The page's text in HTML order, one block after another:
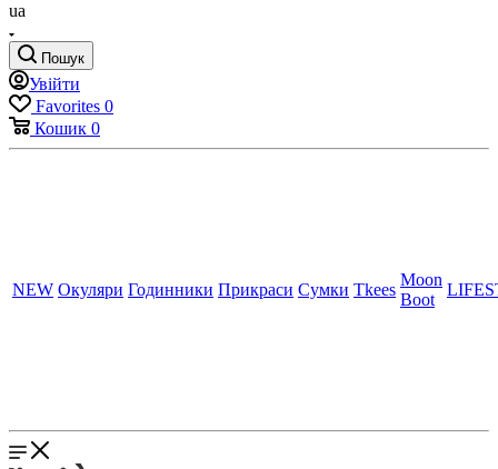
ua
Пошук
Увійти
Favorites 0
Кошик 0
NEW Окуляри Годинники Прикраси Сумки Tkees
Moon
Boot